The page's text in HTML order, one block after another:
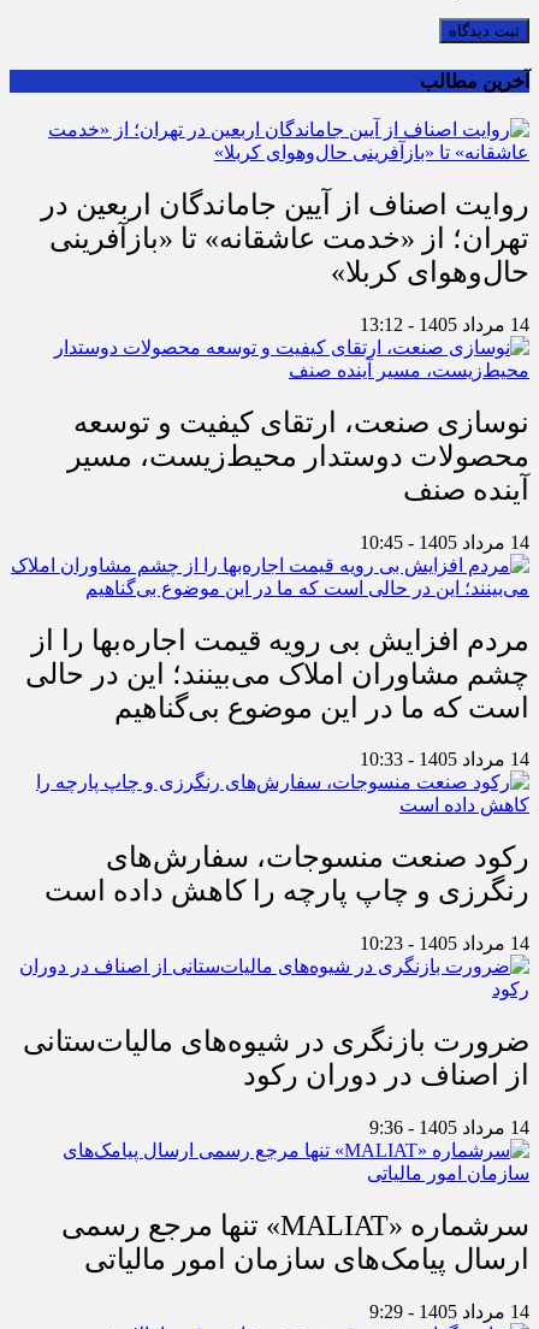
ثبت دیدگاه
آخرین مطالب
روایت اصناف از آیین جاماندگان اربعین در
تهران؛ از «خدمت عاشقانه» تا «بازآفرینی
حال‌وهوای کربلا»
14 مرداد 1405 - 13:12
نوسازی صنعت، ارتقای کیفیت و توسعه
محصولات دوستدار محیط‌زیست، مسیر
آینده صنف
14 مرداد 1405 - 10:45
مردم افزایش بی رویه قیمت اجاره‌بها را از
چشم مشاوران املاک می‌بینند؛ این در حالی
است که ما در این موضوع بی‌گناهیم
14 مرداد 1405 - 10:33
رکود صنعت منسوجات، سفارش‌های
رنگرزی و چاپ پارچه را کاهش داده است
14 مرداد 1405 - 10:23
ضرورت بازنگری در شیوه‌های مالیات‌ستانی
از اصناف در دوران رکود
14 مرداد 1405 - 9:36
سرشماره «MALIAT» تنها مرجع رسمی
ارسال پیامک‌های سازمان امور مالیاتی
14 مرداد 1405 - 9:29